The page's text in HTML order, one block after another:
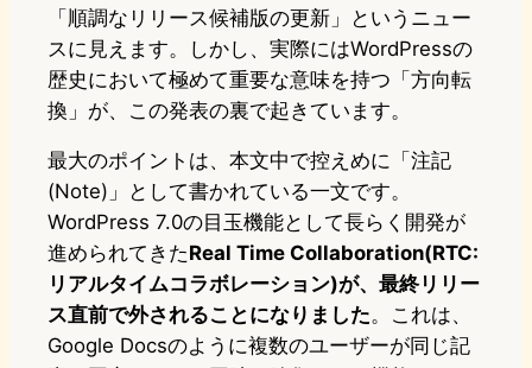
「順調なリリース候補版の更新」というニュー
スに見えます。しかし、実際にはWordPressの
歴史において極めて重要な意味を持つ「方向転
換」が、この発表の裏で起きています。
最大のポイントは、本文中で控えめに「注記
(Note)」として書かれている一文です。
WordPress 7.0の目玉機能として長らく開発が
進められてきたReal Time Collaboration(RTC:
リアルタイムコラボレーション)が、最終リリー
ス直前で外されることになりました。これは、
Google Docsのように複数のユーザーが同じ記